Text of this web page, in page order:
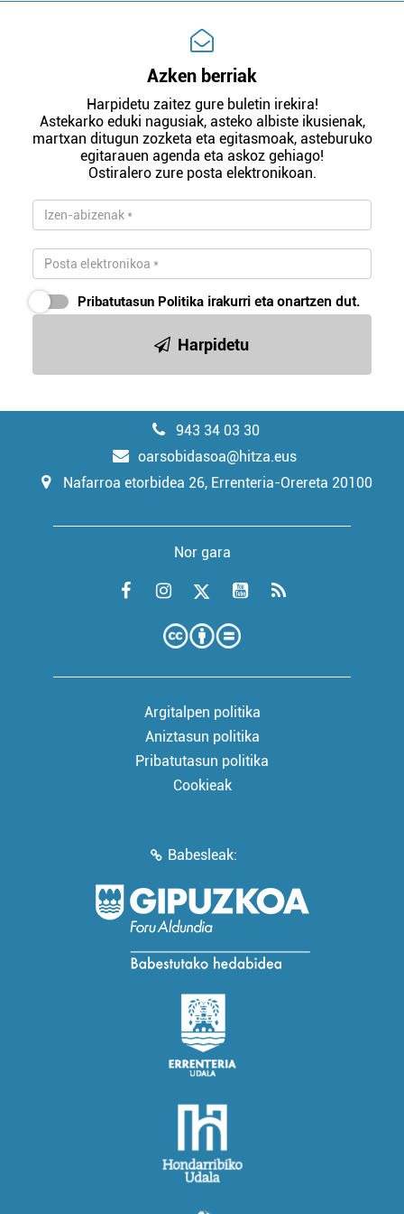
Azken berriak
Harpidetu zaitez gure buletin irekira!
Astekarko eduki nagusiak, asteko albiste ikusienak,
martxan ditugun zozketa eta egitasmoak, asteburuko
egitarauen agenda eta askoz gehiago!
Ostiralero zure posta elektronikoan.
Pribatutasun Politika irakurri eta onartzen dut.
Harpidetu
943 34 03 30
oarsobidasoa@hitza.eus
Nafarroa etorbidea 26, Errenteria-Orereta 20100
Nor gara
Argitalpen politika
Aniztasun politika
Pribatutasun politika
Cookieak
Babesleak: